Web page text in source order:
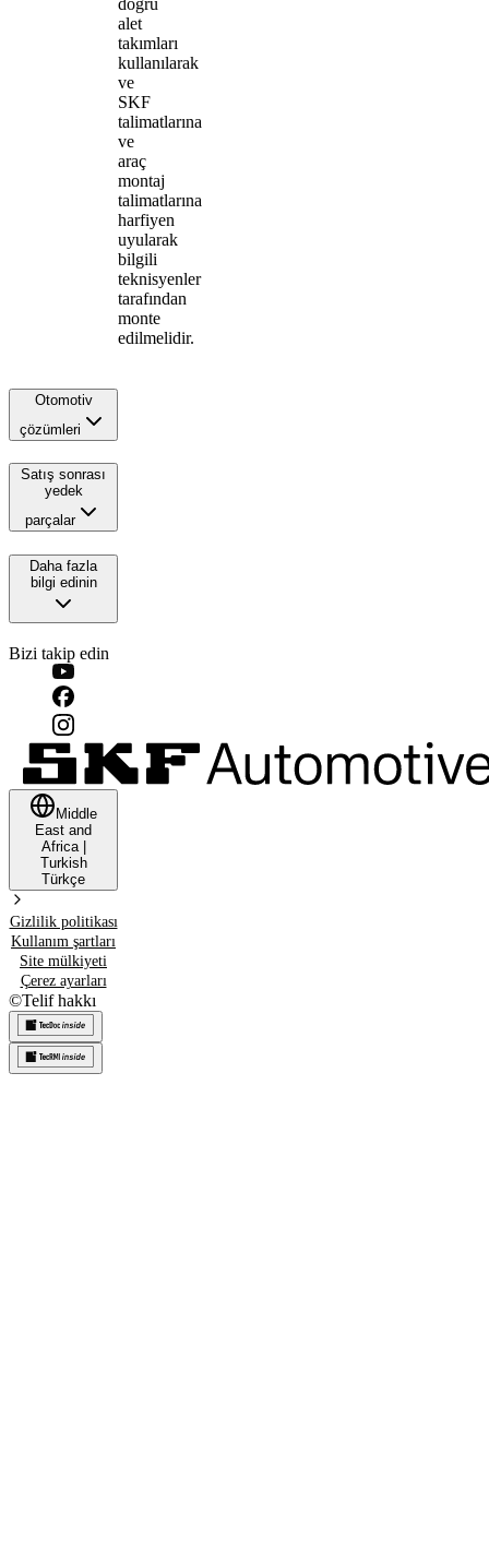
alet
takımları
kullanılarak
ve
SKF
talimatlarına
ve
araç
montaj
talimatlarına
harfiyen
uyularak
bilgili
teknisyenler
tarafından
monte
edilmelidir.
Otomotiv
çözümleri
Satış sonrası
yedek
parçalar
Daha fazla
bilgi edinin
Bizi takip edin
Middle
East and
Africa|
Turkish
Türkçe
Gizlilik politikası
Kullanım şartları
Site mülkiyeti
Çerez ayarları
©Telif hakkı